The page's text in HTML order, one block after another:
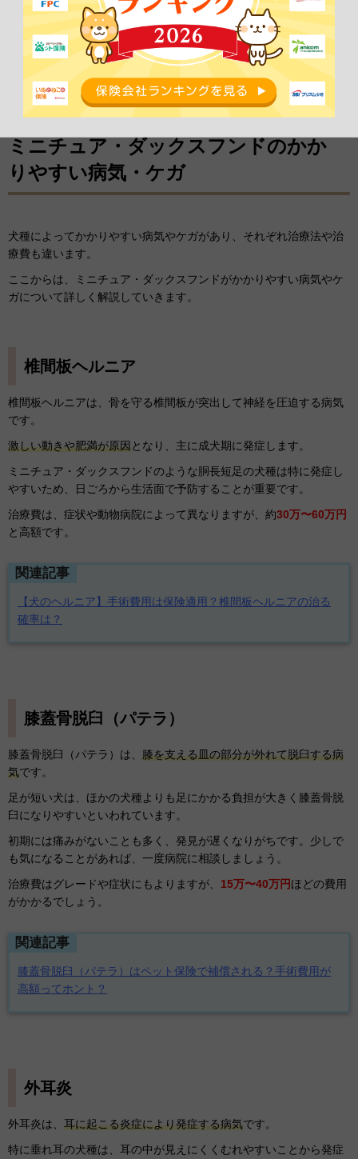
※上記は、株式会社FPCに実際にあった請求事例になります。実際の診
療内容・治療費等は、症状や動物病院によって異なります。
参照：FPC「ミニチュア・ダックスフンドの特徴・飼い方」
ミニチュア・ダックスフンドのかか
りやすい病気・ケガ
犬種によってかかりやすい病気やケガがあり、それぞれ治療法や治
療費も違います。
ここからは、ミニチュア・ダックスフンドがかかりやすい病気やケ
ガについて詳しく解説していきます。
椎間板ヘルニア
椎間板ヘルニアは、骨を守る椎間板が突出して神経を圧迫する病気
です。
激しい動きや肥満が原因となり、主に成犬期に発症します。
ミニチュア・ダックスフンドのような胴長短足の犬種は特に発症し
やすいため、日ごろから生活面で予防することが重要です。
治療費は、症状や動物病院によって異なりますが、約30万〜60万円
と高額です。
関連記事
【犬のヘルニア】手術費用は保険適用？椎間板ヘルニアの治る
確率は？
膝蓋骨脱臼（パテラ）
膝蓋骨脱臼（パテラ）は、 膝を支える皿の部分が外れて脱臼する病
気です。
足が短い犬は、ほかの犬種よりも足にかかる負担が大きく膝蓋骨脱
臼になりやすいといわれています。
初期には痛みがないことも多く、発見が遅くなりがちです。少しで
も気になることがあれば、一度病院に相談しましょう。
治療費はグレードや症状にもよりますが、 15万〜40万円ほどの費用
がかかるでしょう。
関連記事
膝蓋骨脱臼（パテラ）はペット保険で補償される？手術費用が
高額ってホント？
外耳炎
外耳炎は、 耳に起こる炎症により発症する病気です。
特に垂れ耳の犬種は、耳の中が見えにくくむれやすいことから発症